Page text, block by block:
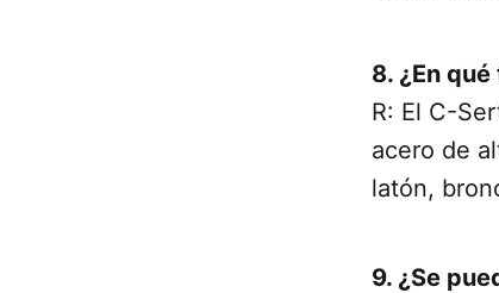
8. ¿En
R: El C-
acero de
latón,
9. ¿Se